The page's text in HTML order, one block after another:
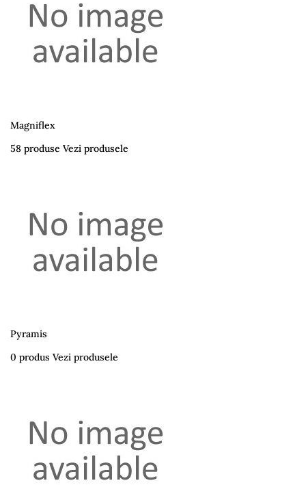
Magniflex
58 produse Vezi produsele
Pyramis
0 produs Vezi produsele